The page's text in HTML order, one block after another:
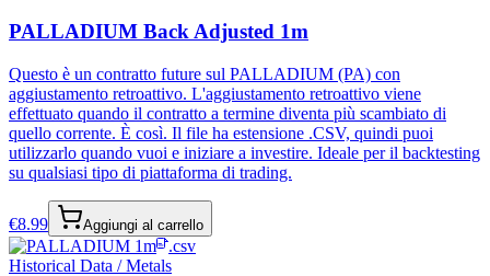
PALLADIUM Back Adjusted 1m
Questo è un contratto future sul PALLADIUM (PA) con
aggiustamento retroattivo. L'aggiustamento retroattivo viene
effettuato quando il contratto a termine diventa più scambiato di
quello corrente. È così. Il file ha estensione .CSV, quindi puoi
utilizzarlo quando vuoi e iniziare a investire. Ideale per il backtesting
su qualsiasi tipo di piattaforma di trading.
€8.99 Aggiungi al carrello
.csv
Historical Data / Metals